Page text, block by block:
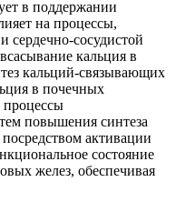
в поддержании
на процессы,
сосудистой
кальция в
кальций-связывающих
в почечных
процессы
повышения синтеза
активации
состояние
желез, обеспечивая